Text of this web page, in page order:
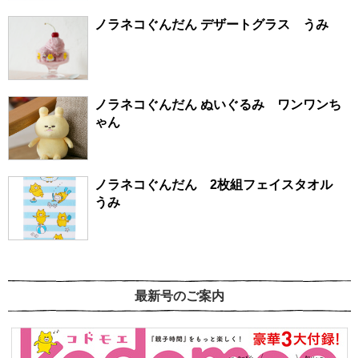
ノラネコぐんだん デザートグラス うみ
ノラネコぐんだん ぬいぐるみ ワンワンち
ゃん
ノラネコぐんだん 2枚組フェイスタオル
うみ
最新号のご案内